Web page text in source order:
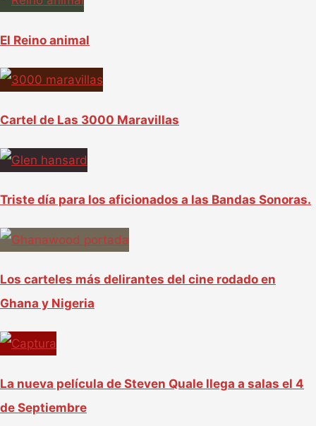
El Reino animal
Cartel de Las 3000 Maravillas
Triste día para los aficionados a las Bandas Sonoras.
Los carteles más delirantes del cine rodado en
Ghana y Nigeria
La nueva película de Steven Quale llega a salas el 4
de Septiembre